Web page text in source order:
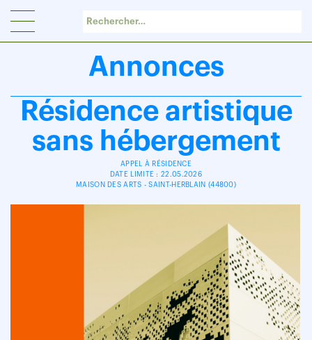
Annonces
Résidence artistique
sans hébergement
APPEL À RÉSIDENCE
DATE LIMITE : 22.05.2026
MAISON DES ARTS - SAINT-HERBLAIN (44800)